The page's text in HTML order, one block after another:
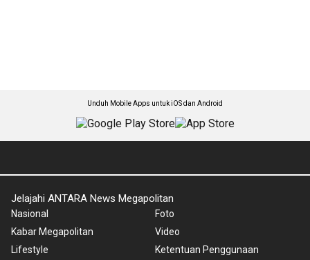
Unduh Mobile Apps untuk iOS dan Android
Jelajahi ANTARA News Megapolitan
Nasional
Kabar Megapolitan
Lifestyle
Foto
Video
Ketentuan Penggunaan